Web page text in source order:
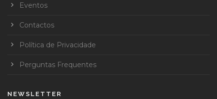
Eventos
Contactos
Política de Privacidade
Perguntas Frequentes
NEWSLETTER